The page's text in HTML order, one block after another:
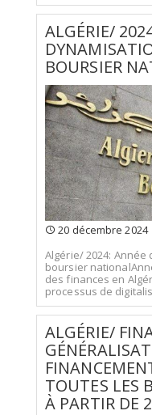
ALGÉRIE/
BOURSIER
20 décembre 2024
Algérie/ 2024:
boursier
des finances en
processus de
ALGÉRIE/
TOUTES LES
À PARTIR DE